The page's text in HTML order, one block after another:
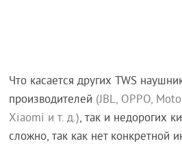
Что касается других TWS
производителей (JBL, OPPO,
Xiaomi и т. д.), так и недорогих
сложно, так как нет конкретной